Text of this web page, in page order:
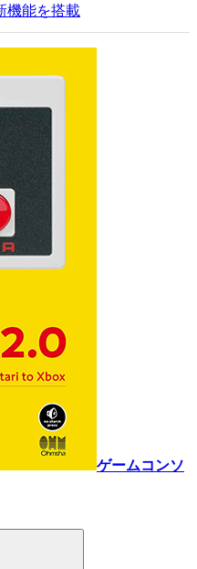
機能を搭載
ゲームコンソ